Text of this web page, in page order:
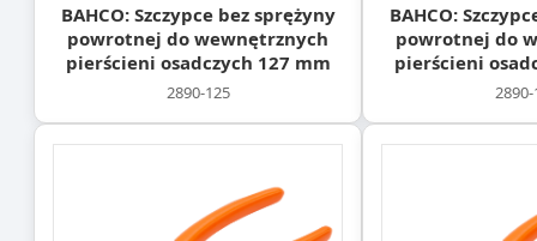
BAHCO: Szczypce bez sprężyny
powrotnej do wewnętrznych
pierścieni osadczych 127 mm
2890-125
BAHCO:
powrotnej do
pierścieni
2890-